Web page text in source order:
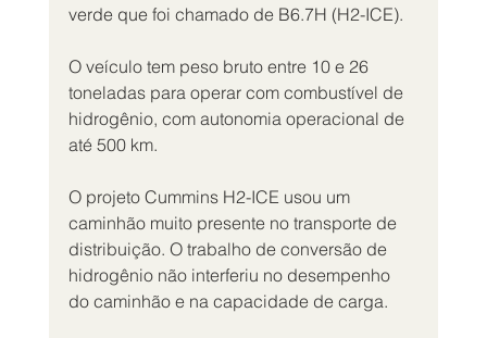
verde que foi chamado de B6.7H (H2-ICE).
O veículo tem peso bruto entre 10 e 26
toneladas para operar com combustível de
hidrogênio, com autonomia operacional de
até 500 km.
O projeto Cummins H2-ICE usou um
caminhão muito presente no transporte de
distribuição. O trabalho de conversão de
hidrogênio não interferiu no desempenho
do caminhão e na capacidade de carga.